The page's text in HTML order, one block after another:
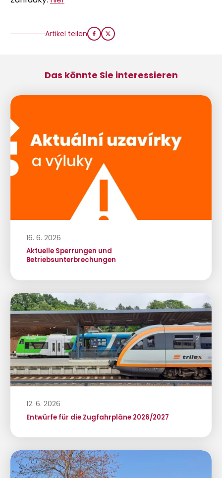
Artikel teilen
Das könnte Sie interessieren
16. 6. 2026
Aktuelle Sperrungen und
Betriebsunterbrechungen
12. 6. 2026
Entwürfe für die Zugfahrpläne 2026/2027